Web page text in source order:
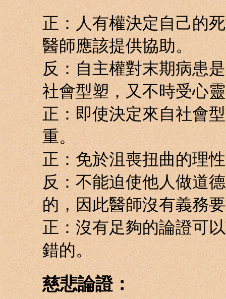
正：人有權決定自己的
醫師應該提供協助。
反：自主權對末期病患
社會型塑，又不時受心
正：即使決定來自社會
重。
正：免於沮喪扭曲的理
反：不能迫使他人做道
的，因此醫師沒有義務
正：沒有足夠的論證可
錯的。
慈悲論證：